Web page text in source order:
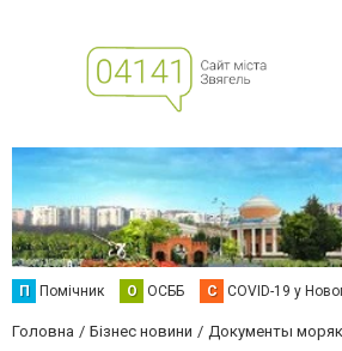
П Помічник О ОСББ C COVID-19 у
Головна Бізнес новини Документы